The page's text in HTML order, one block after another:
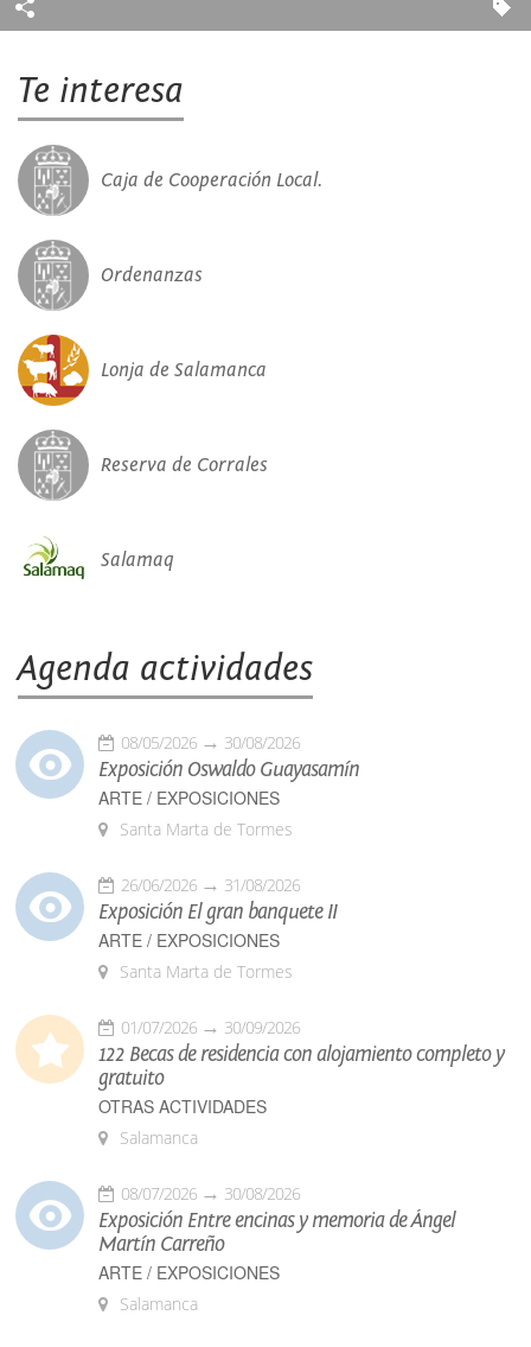
Te interesa
Caja de Cooperación Local.
Ordenanzas
Lonja de Salamanca
Reserva de Corrales
Salamaq
Agenda actividades
08/05/2026 30/08/2026
Exposición Oswaldo Guayasamín
ARTE / EXPOSICIONES
Santa Marta de Tormes
26/06/2026 31/08/2026
Exposición El gran banquete II
ARTE / EXPOSICIONES
Santa Marta de Tormes
01/07/2026 30/09/2026
122 Becas de residencia con alojamiento completo y
gratuito
OTRAS ACTIVIDADES
Salamanca
08/07/2026 30/08/2026
Exposición Entre encinas y memoria de Ángel
Martín Carreño
ARTE / EXPOSICIONES
Salamanca